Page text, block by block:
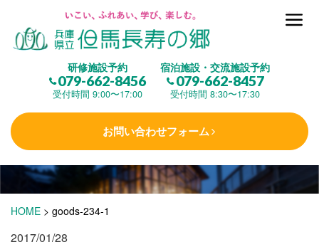
研修施設予約
079-662-8456
受付時間 9:00〜17:00
宿泊施設・交流施設予約
079-662-8457
受付時間 8:30〜17:30
お問い合わせフォーム
但馬長寿の郷とは
(研修施設)
楽しむ
学 ぶ(健康福祉)
HOME > goods-234-1
2017/01/28